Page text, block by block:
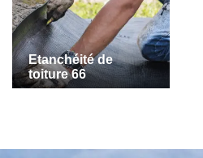
Etanchéité de
toiture 66